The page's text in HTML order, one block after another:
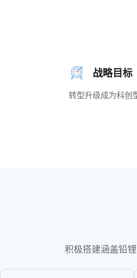
战略目标
转型升级成为科创
积极搭建涵盖铅